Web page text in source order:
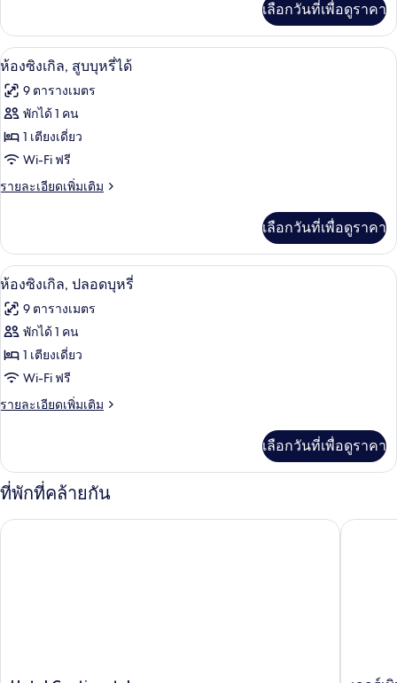
บุหรี่
(Semi
Double)
เกี่ยว
กับ
ห้อง
ปลอด
บุหรี่
Double)
เลือกวันที่เพื่อดูราคา
เปิด
ภาพถ่าย
ทั้งหมด
ของ
ห้อง
ซิงเกิล,
บุหรี่
ได้
โต๊ะทำงาน, เตารีด/โต๊ะรีดผ้า, Wi-Fi ฟรี
6
ห้องซิงเกิล, สูบบุหรี่ได้
9 ตารางเมตร
พักได้ 1 คน
1 เตียงเดี่ยว
Wi-Fi ฟรี
รายละเอียดเพิ่มเติม
ราย
เกี่ยว
กับ
ห้อง
สูบ
บุหรี่
เลือกวันที่เพื่อดูราคา
เปิด
ภาพถ่าย
ทั้งหมด
ของ
ห้อง
ซิงเกิล,
บุหรี่
โต๊ะทำงาน, เตารีด/โต๊ะรีดผ้า, Wi-Fi ฟรี
6
ห้องซิงเกิล, ปลอดบุหรี่
9 ตารางเมตร
พักได้ 1 คน
1 เตียงเดี่ยว
Wi-Fi ฟรี
รายละเอียดเพิ่มเติม
ราย
เกี่ยว
กับ
ห้อง
ซิงเกิล,
ปลอด
เลือกวันที่เพื่อดูราคา
ที่พักที่คล้ายกัน
Hotel Continental เออร์เบิ